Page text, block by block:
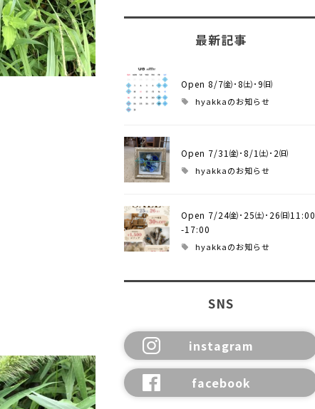
最新記事
Open 8/7㈮･8㈯･9㈰
hyakkaのお知らせ
Open 7/31㈮･8/1㈯･2㈰
hyakkaのお知らせ
Open 7/24㈮･25㈯･26㈰11:00
-17:00
hyakkaのお知らせ
SNS
instagram
facebook